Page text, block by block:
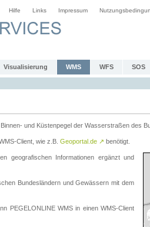
Hilfe Links Impressum
Visualisierung WMS WFS SOS
und Küstenpegel der Wasserstraßen des
Client, wie z.B. Geoportal.de ↗ benötigt.
geografischen Informationen ergänzt und
Bundesländern und Gewässern mit dem
PEGELONLINE WMS in einen WMS-Client